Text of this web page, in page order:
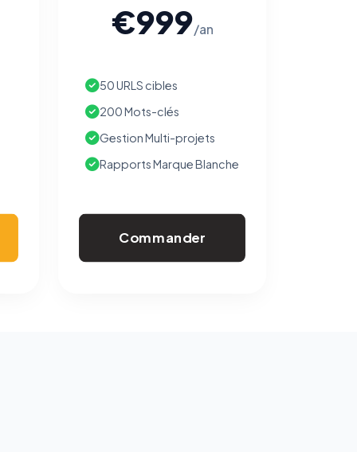
€999/an
50 URLS cibles
200 Mots-clés
Gestion Multi-projets
Rapports Marque Blanche
Commander